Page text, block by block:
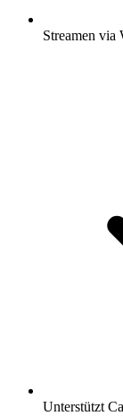
Streamen via
Unterstützt